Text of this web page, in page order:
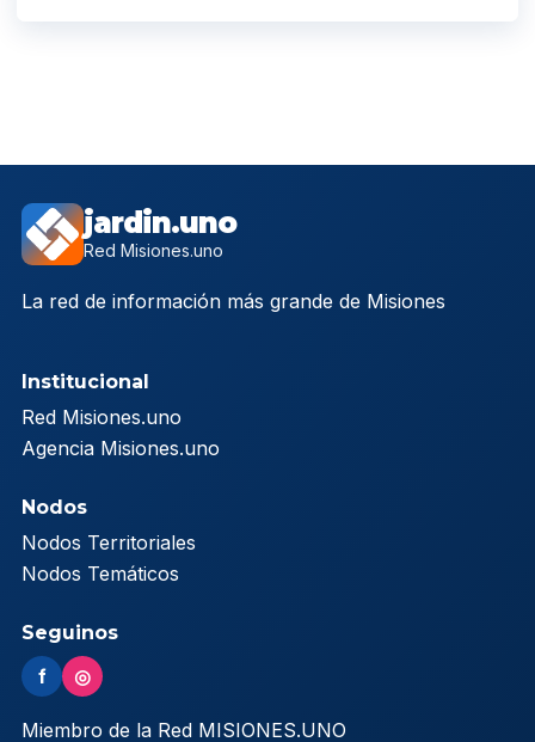
jardin.uno
Red Misiones.uno
La red de información más grande de Misiones
Institucional
Red Misiones.uno
Agencia Misiones.uno
Nodos
Nodos Territoriales
Nodos Temáticos
Seguinos
f ◎
Miembro de la Red MISIONES.UNO